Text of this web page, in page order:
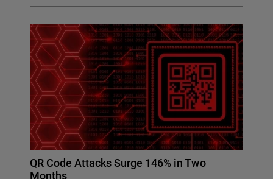
QR Code Attacks Surge 146% in Two
Months